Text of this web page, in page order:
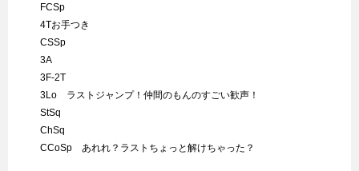
FCSp
4Tお手つき
CSSp
3A
3F-2T
3Lo ラストジャンプ！仲間のもんのすごい歓声！
StSq
ChSq
CCoSp あれれ？ラストちょっと解けちゃった？